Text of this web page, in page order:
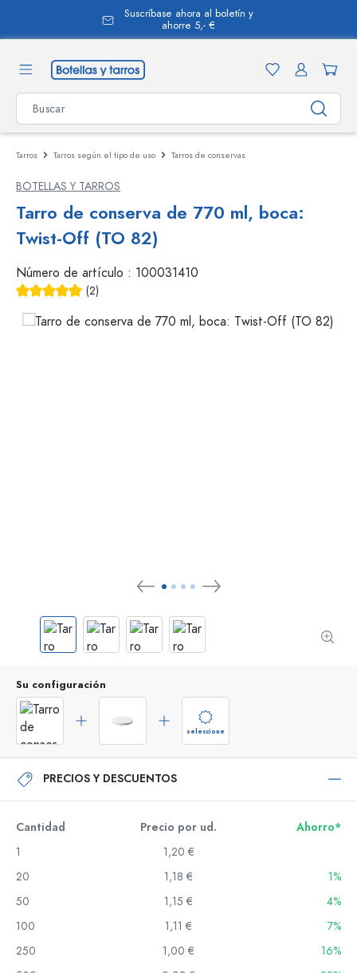
Suscríbase ahora al boletín y
ahorre 5,- €
Tarros Tarros según el tipo de uso Tarros de conservas
BOTELLAS Y TARROS
Tarro de conserva de 770 ml, boca:
Twist-Off (TO 82)
Número de artículo : 100031410
(2)
Su configuración
seleccione
PRECIOS Y DESCUENTOS
Cantidad Precio por ud.
Ahorro*
1
1,20 €
20
1,18 €
1%
50
1,15 €
4%
100
1,11 €
7%
250
1,00 €
16%